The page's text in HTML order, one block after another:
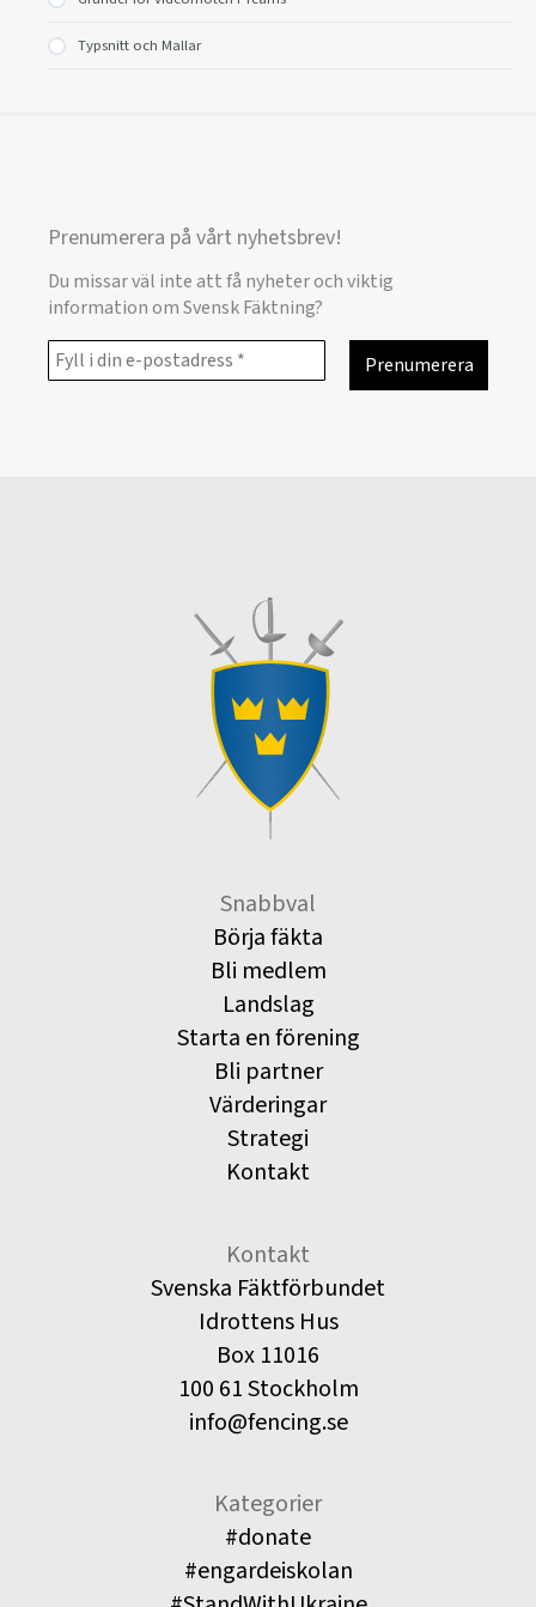
Typsnitt och Mallar
Prenumerera på vårt nyhetsbrev!
Du missar väl inte att få nyheter och viktig
information om Svensk Fäktning?
Snabbval
Börja fäkta
Bli medlem
Landslag
Starta en förening
Bli partner
Värderingar
Strategi
Kontakt
Kontakt
Svenska Fäktförbundet
Idrottens Hus
Box 11016
100 61 Stockholm
info@fencing.se
Kategorier
#donate
#engardeiskolan